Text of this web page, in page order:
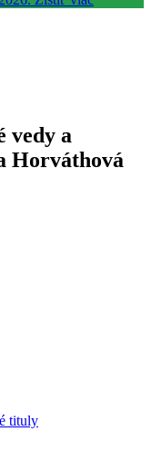
vedy a
Horváthová
tituly